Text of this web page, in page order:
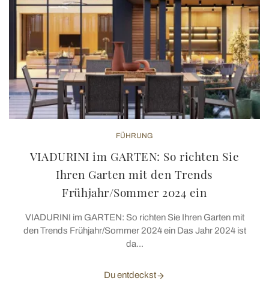
FÜHRUNG
VIADURINI im GARTEN: So richten Sie
Ihren Garten mit den Trends
Frühjahr/Sommer 2024 ein
VIADURINI im GARTEN: So richten Sie Ihren Garten mit
den Trends Frühjahr/Sommer 2024 ein Das Jahr 2024 ist
da...
Du entdeckst